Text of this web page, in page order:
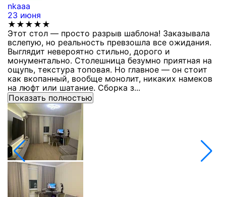
nkaaa
23 июня
★★★★★
Этот стол — просто разрыв шаблона! Заказывала
вслепую, но реальность превзошла все ожидания.
Выглядит невероятно стильно, дорого и
монументально. Столешница безумно приятная на
ощупь, текстура топовая. Но главное — он стоит
как вкопанный, вообще монолит, никаких намеков
на люфт или шатание. Сборка з...
Показать полностью